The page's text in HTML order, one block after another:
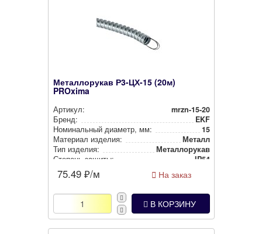
Металлорукав Р3-ЦХ-15 (20м)
PROxima
Артикул:
mrzn-15-20
Бренд:
EKF
Номи­наль­ный диаметр, мм:
15
Материал изделия:
Металл
Тип изделия:
Метал­ло­ру­кав
Степень защиты:
IP54
Цвет:
75.49 ₽/м На заказ
В КОРЗИНУ